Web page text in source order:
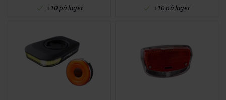
+10 på lager +10 på lager